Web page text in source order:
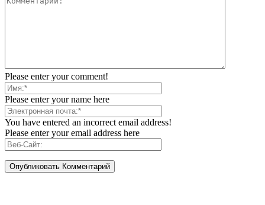
Please enter your comment!
Please enter your name here
You have entered an incorrect email address!
Please enter your email address here